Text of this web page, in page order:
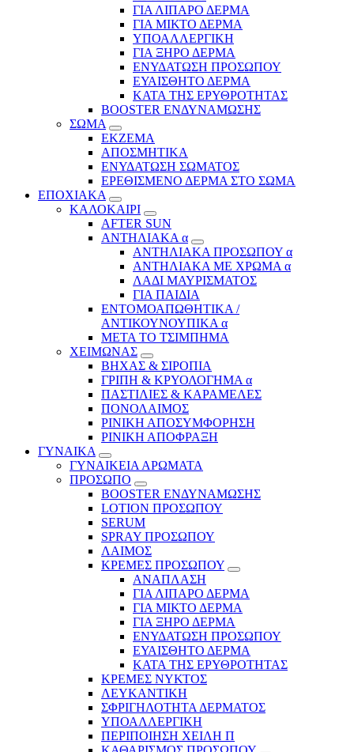
ΓΙΑ ΛΙΠΑΡΟ ΔΕΡΜΑ
ΓΙΑ ΜΙΚΤΟ ΔΕΡΜΑ
ΥΠΟΑΛΛΕΡΓΙΚΗ
ΓΙΑ ΞΗΡΟ ΔΕΡΜΑ
ΕΝΥΔΑΤΩΣΗ ΠΡΟΣΩΠΟΥ
ΕΥΑΙΣΘΗΤΟ ΔΕΡΜΑ
ΚΑΤΑ ΤΗΣ ΕΡΥΘΡΟΤΗΤΑΣ
BOOSTER ΕΝΔΥΝΑΜΩΣΗΣ
ΣΩΜΑ
ΕΚΖΕΜΑ
ΑΠΟΣΜΗΤΙΚΑ
ΕΝΥΔΑΤΩΣΗ ΣΩΜΑΤΟΣ
ΕΡΕΘΙΣΜΕΝΟ ΔΕΡΜΑ ΣΤΟ ΣΩΜΑ
ΕΠΟΧΙΑΚΑ
ΚΑΛΟΚΑΙΡΙ
AFTER SUN
ΑΝΤΗΛΙΑΚΑ α
ΑΝΤΗΛΙΑΚΑ ΠΡΟΣΩΠΟΥ α
ΑΝΤΗΛΙΑΚΑ ΜΕ ΧΡΩΜΑ α
ΛΑΔΙ ΜΑΥΡΙΣΜΑΤΟΣ
ΓΙΑ ΠΑΙΔΙΑ
ΕΝΤΟΜΟΑΠΩΘΗΤΙΚΑ /
ΑΝΤΙΚΟΥΝΟΥΠΙΚΑ α
ΜΕΤΑ ΤΟ ΤΣΙΜΠΗΜΑ
ΧΕΙΜΩΝΑΣ
ΒΗΧΑΣ & ΣΙΡΟΠΙΑ
ΓΡΙΠΗ & ΚΡΥΟΛΟΓΗΜΑ α
ΠΑΣΤΙΛΙΕΣ & ΚΑΡΑΜΕΛΕΣ
ΠΟΝΟΛΑΙΜΟΣ
ΡΙΝΙΚΗ ΑΠΟΣΥΜΦΟΡΗΣΗ
ΡΙΝΙΚΗ ΑΠΟΦΡΑΞΗ
ΓΥΝΑΙΚΑ
ΓΥΝΑΙΚΕΙΑ ΑΡΩΜΑΤΑ
ΠΡΟΣΩΠΟ
BOOSTER ΕΝΔΥΝΑΜΩΣΗΣ
LOTION ΠΡΟΣΩΠΟΥ
SERUM
SPRAY ΠΡΟΣΩΠΟΥ
ΛΑΙΜΟΣ
ΚΡΕΜΕΣ ΠΡΟΣΩΠΟΥ
ΑΝΑΠΛΑΣΗ
ΓΙΑ ΛΙΠΑΡΟ ΔΕΡΜΑ
ΓΙΑ ΜΙΚΤΟ ΔΕΡΜΑ
ΓΙΑ ΞΗΡΟ ΔΕΡΜΑ
ΕΝΥΔΑΤΩΣΗ ΠΡΟΣΩΠΟΥ
ΕΥΑΙΣΘΗΤΟ ΔΕΡΜΑ
ΚΑΤΑ ΤΗΣ ΕΡΥΘΡΟΤΗΤΑΣ
ΚΡΕΜΕΣ ΝΥΚΤΟΣ
ΛΕΥΚΑΝΤΙΚΗ
ΣΦΡΙΓΗΛΟΤΗΤΑ ΔΕΡΜΑΤΟΣ
ΥΠΟΑΛΛΕΡΓΙΚΗ
ΠΕΡΙΠΟΙΗΣΗ ΧΕΙΛΗ Π